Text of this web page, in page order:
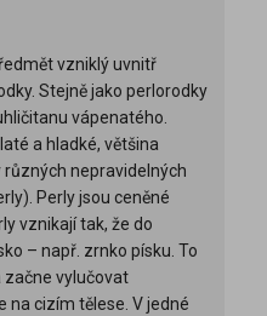
vzniklý uvnitř
Stejně jako perlorodky
vápenatého.
a hladké, většina
nepravidelných
Perly jsou ceněné
vznikají tak, že do
– např. zrnko písku. To
začne vylučovat
na cizím tělese. V jedné